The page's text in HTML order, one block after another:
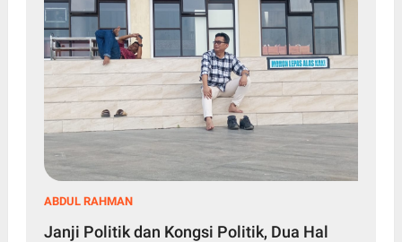
ABDUL RAHMAN
Janji Politik dan Kongsi Politik, Dua Hal